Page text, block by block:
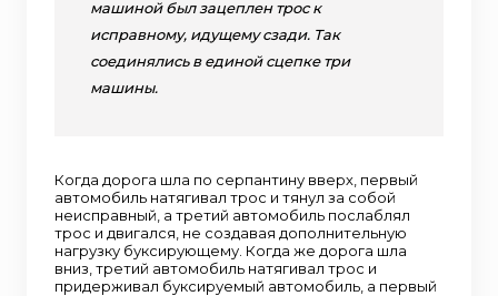
машиной был зацеплен трос к
исправному, идущему сзади. Так
соединялись в единой сцепке три
машины.
Когда дорога шла по серпантину вверх, первый
автомобиль натягивал трос и тянул за собой
неисправный, а третий автомобиль послаблял
трос и двигался, не создавая дополнительную
нагрузку буксирующему. Когда же дорога шла
вниз, третий автомобиль натягивал трос и
придерживал буксируемый автомобиль, а первый